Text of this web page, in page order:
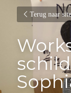
Terug naar site